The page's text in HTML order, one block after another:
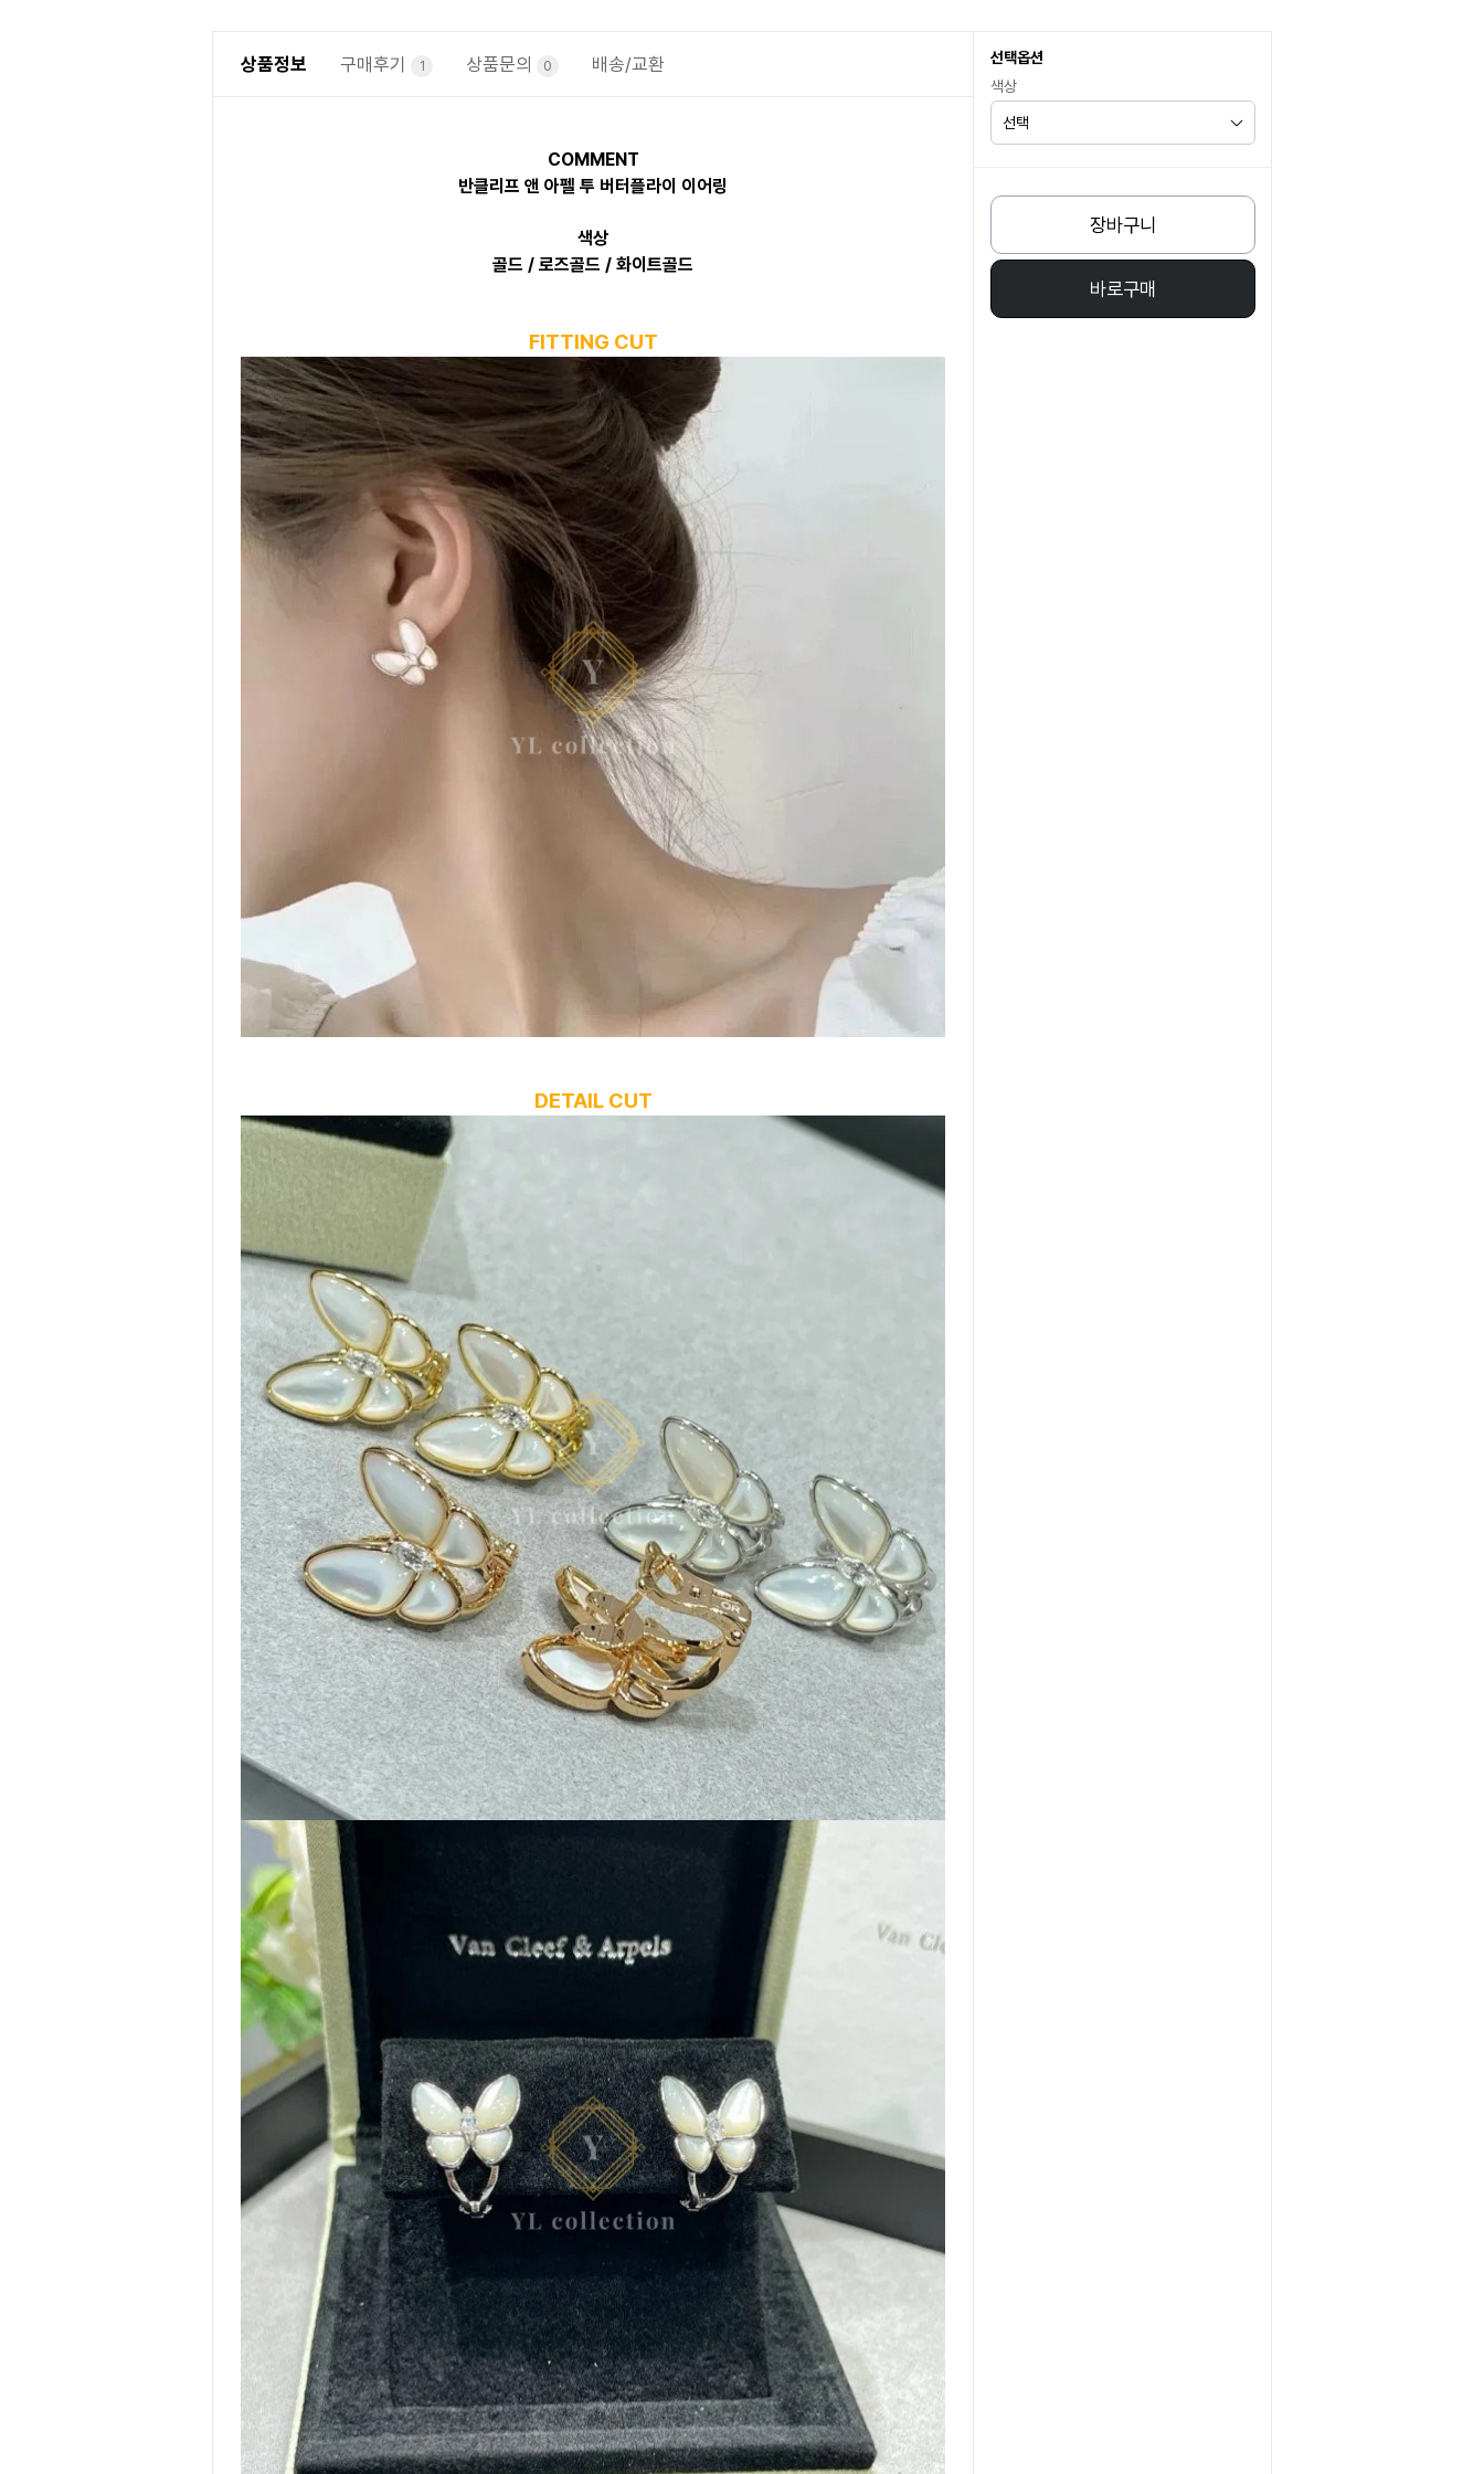
상품정보 구매후기 1 상품문의 0 배송/교환
COMMENT
반클리프 앤 아펠 투 버터플라이 이어링
색상
골드 / 로즈골드 / 화이트골드
FITTING CUT
DETAIL CUT
선택옵션
색상
장바구니
바로구매